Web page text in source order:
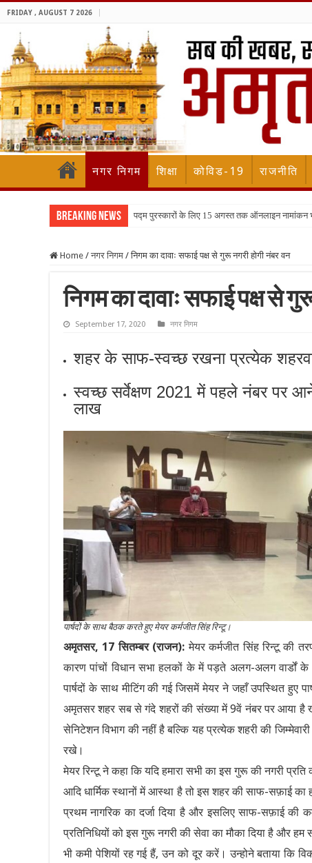
FRIDAY , AUGUST 7 2026
नगर निगम शिक्षा कोविड-19 राजनीति
Breaking News पद्म पुरस्कारों के लिए 15 अगस्त तक ऑनलाइन
Home / नगर निगम / निगम का दावाः सफाई पक्ष से गुरू नगरी होगी नंबर वन
निगम का दावाः सफाई पक्ष से
September 17, 2020 नगर निगम
शहर के साफ-स्वच्छ रखना प्रत्येक
स्वच्छ सर्वेक्षण 2021 में पहले नंबर पर आने
लाख
पार्षदों के साथ बैठक करते हुए मेयर कर्मजीत सिंह रिन्टू।
अमृतसर, 17 सितम्बर (राजन):मेयर कर्मजीत सिंह रिन्टू की
कारण पांचों विधान सभा हलकों के में पड़ते अलग-अलग वार्डों के
पार्षदों के साथ मीटिंग की गई जिसमें मेयर ने जहाँ उपस्थित हुए
अमृतसर शहर सब से गंदे शहरों की संख्या में 9वें नंबर पर आया है
सेनिटेशन विभाग की नहीं है बल्कि यह प्रत्येक शहरी की
रखे।
मेयर रिन्टू ने कहा कि यदि हमारा सभी का इस गुरू की नगरी प्रति
आदि धार्मिक स्थानों में आस्था है तो इस शहर की साफ-सफ़ाई का
प्रथम नागरिक का दर्जा दिया है और इसलिए साफ-सफ़ाई की
प्रतिनिधियों को इस गुरू नगरी की सेवा का मौका दिया है और
भी कमी पेशियों रह गई हैं, उन को दूर करें। उन्होने बताया कि